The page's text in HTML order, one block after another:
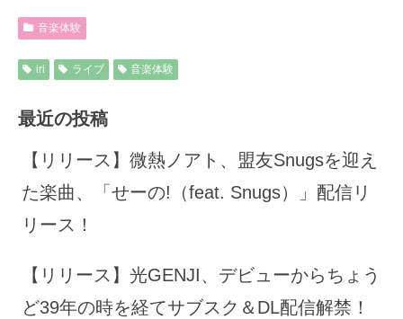
音楽体験
iri ライブ 音楽体験
最近の投稿
【リリース】微熱ノアト、盟友Snugsを迎え
た楽曲、「せーの!（feat. Snugs）」配信リ
リース！
【リリース】光GENJI、デビューからちょう
ど39年の時を経てサブスク＆DL配信解禁！